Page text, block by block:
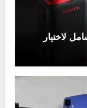
الشامل لاختيار